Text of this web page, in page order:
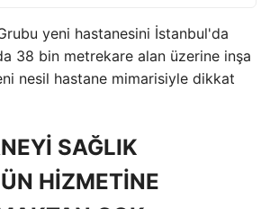
yeni hastanesini İstanbul'da
38 bin metrekare alan üzerine inşa
nesil hastane mimarisiyle dikkat
SAĞLIK
HİZMETİNE